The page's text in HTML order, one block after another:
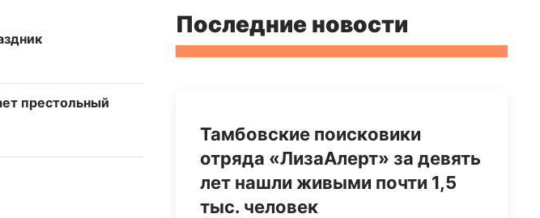
престольный
Последние новости
Тамбовские поисковики
отряда «ЛизаАлерт» за девять
лет нашли живыми почти 1,5
тыс. человек